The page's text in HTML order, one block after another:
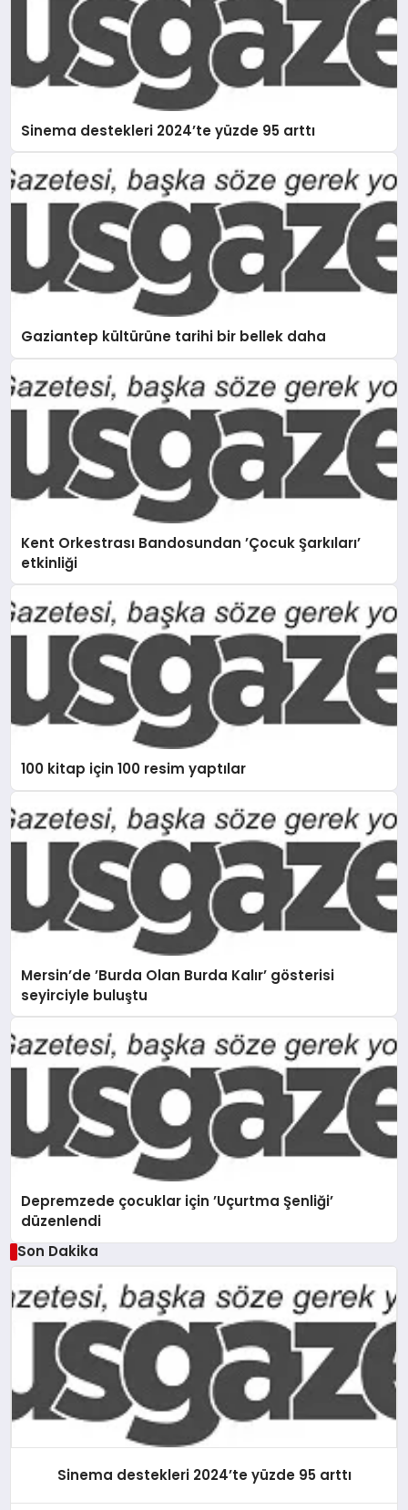
Sinema destekleri 2024’te yüzde 95 arttı
Gaziantep kültürüne tarihi bir bellek daha
Kent Orkestrası Bandosundan ’Çocuk Şarkıları’
etkinliği
100 kitap için 100 resim yaptılar
Mersin’de ’Burda Olan Burda Kalır’ gösterisi
seyirciyle buluştu
Depremzede çocuklar için ’Uçurtma Şenliği’
düzenlendi
Son Dakika
Sinema destekleri 2024’te yüzde 95 arttı